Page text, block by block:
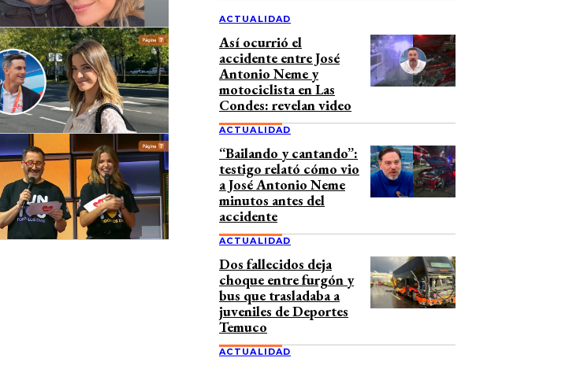
ACTUALIDAD
Así ocurrió el
accidente entre José
Antonio Neme y
motociclista en Las
Condes: revelan video
ACTUALIDAD
“Bailando y cantando”:
testigo relató cómo vio
a José Antonio Neme
minutos antes del
accidente
ACTUALIDAD
Dos fallecidos deja
choque entre furgón y
bus que trasladaba a
juveniles de Deportes
Temuco
ACTUALIDAD